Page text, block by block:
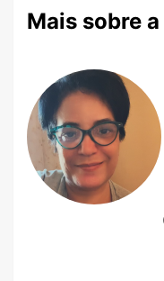
Mais sobre